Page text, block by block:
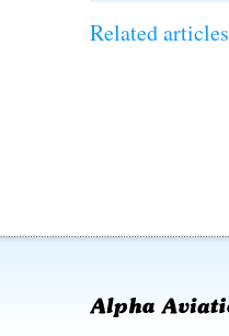
Related articles